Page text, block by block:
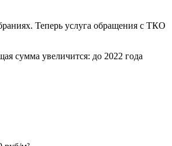
Теперь услуга обращения с ТКО
сумма увеличится: до 2022 года